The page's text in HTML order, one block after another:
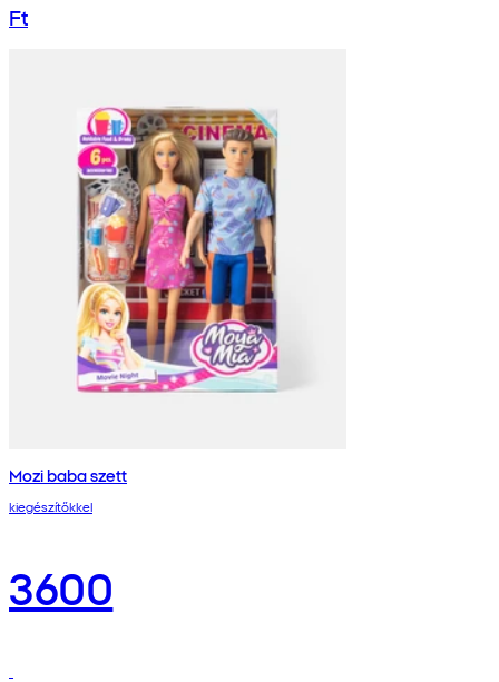
Ft
Mozi baba szett
kiegészítőkkel
3600